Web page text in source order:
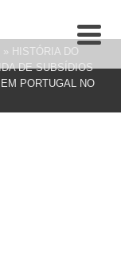
» HISTÓRIA DO
DE SUBSÍDIOS
PORTUGAL NO